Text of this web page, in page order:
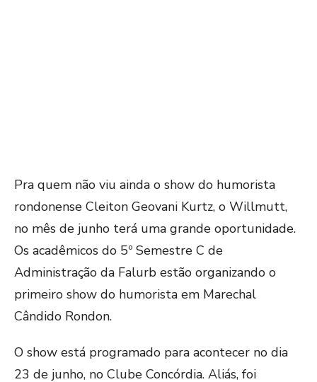
Pra quem não viu ainda o show do humorista
rondonense Cleiton Geovani Kurtz, o Willmutt,
no mês de junho terá uma grande oportunidade.
Os acadêmicos do 5º Semestre C de
Administração da Falurb estão organizando o
primeiro show do humorista em Marechal
Cândido Rondon.
O show está programado para acontecer no dia
23 de junho, no Clube Concórdia. Aliás, foi